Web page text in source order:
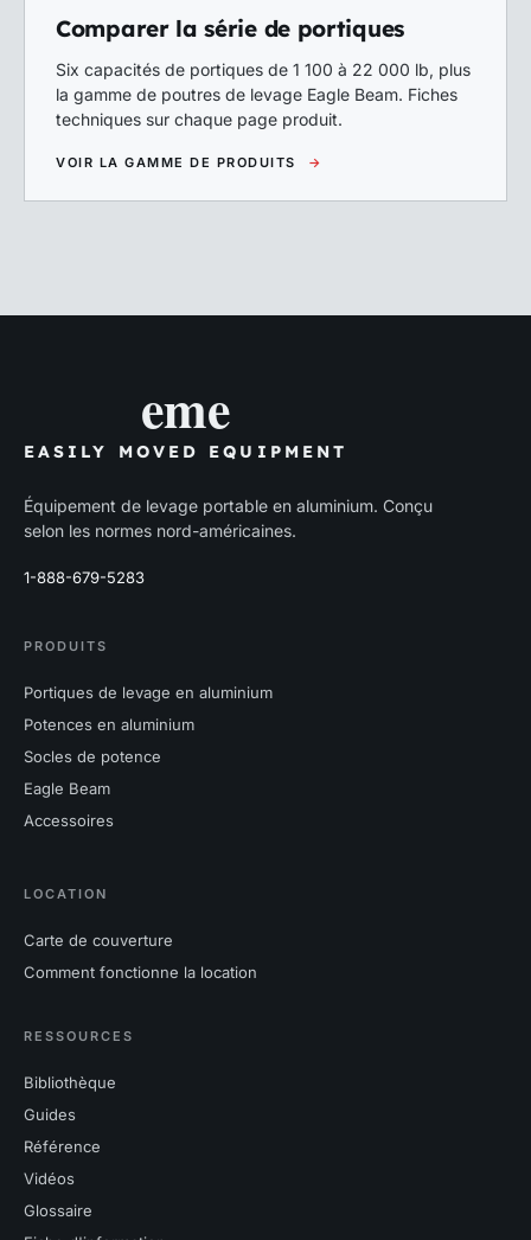
Comparer la série de portiques
Six capacités de portiques de 1 100 à 22 000 lb, plus
la gamme de poutres de levage Eagle Beam. Fiches
techniques sur chaque page produit.
VOIR LA GAMME DE PRODUITS →
eme
EASILY MOVED EQUIPMENT
Équipement de levage portable en aluminium. Conçu
selon les normes nord-américaines.
1-888-679-5283
PRODUITS
Portiques de levage en aluminium
Potences en aluminium
Socles de potence
Eagle Beam
Accessoires
LOCATION
Carte de couverture
Comment fonctionne la location
RESSOURCES
Bibliothèque
Guides
Référence
Vidéos
Glossaire